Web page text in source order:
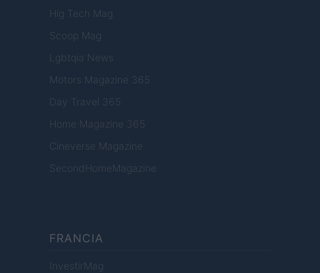
Hig Tech Mag
Scoop Mag
Lgbtqia News
Motors Magazine 365
Day Travel 365
Home Magazine 365
Cineverse Magazine
SecondHomeMagazine
FRANCIA
InvestirMag